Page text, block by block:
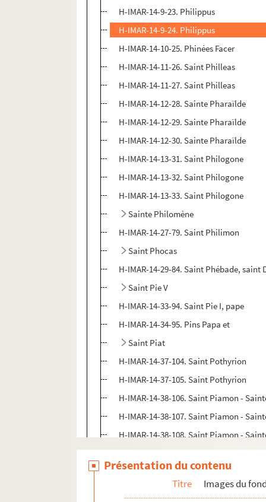
H-IMAR-14-9-23. Philippus
H-IMAR-14-9-24. Philippus
H-IMAR-14-10-25. Phinées Facer
H-IMAR-14-11-26. Saint Philleas
H-IMAR-14-11-27. Saint Philleas
H-IMAR-14-12-28. Sainte Pharaïlde
H-IMAR-14-12-29. Sainte Pharaïlde
H-IMAR-14-12-30. Sainte Pharaïlde
H-IMAR-14-13-31. Saint Philogone
H-IMAR-14-13-32. Saint Philogone
H-IMAR-14-13-33. Saint Philogone
Sainte Philomène
H-IMAR-14-27-79. Saint Philimon
Saint Phocas
H-IMAR-14-29-84. Saint Phébade,
Saint Pie V
H-IMAR-14-33-94. Saint Pie I, pape
H-IMAR-14-34-95. Pins Papa et
Saint Piat
H-IMAR-14-37-104. Saint Pothyrion
H-IMAR-14-37-105. Saint Pothyrion
H-IMAR-14-38-106. Saint Piamon -
H-IMAR-14-38-107. Saint Piamon -
H-IMAR-14-38-108. Saint Piamon -
H-IMAR-14-39-109. Saint Pior
H-IMAR-14-39-110. Saint Pior
H-IMAR-14-40-111. Pierius - Pinytus -
Présentation du contenu
Titre Images du